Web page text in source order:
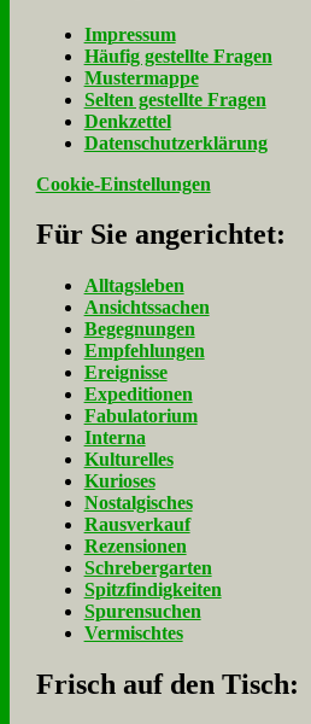
Im­pres­sum
Häu­fig ge­stell­te Fra­gen
Mu­ster­map­pe
Sel­ten ge­stell­te Fra­gen
Denk­zet­tel
Da­ten­schutz­er­klä­rung
Cookie-Einstellungen
Für Sie an­ge­rich­tet:
Alltagsleben
Ansichtssachen
Begegnungen
Empfehlungen
Ereignisse
Expeditionen
Fabulatorium
Interna
Kulturelles
Kurioses
Nostalgisches
Rausverkauf
Rezensionen
Schrebergarten
Spitzfindigkeiten
Spurensuchen
Vermischtes
Frisch auf den Tisch: